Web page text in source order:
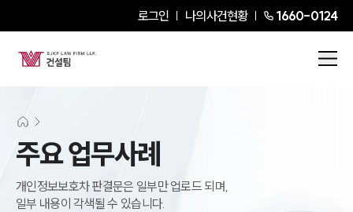
로그인 나의사건현황 1660-0124
주요 업무사례
개인정보보호차 판결문은 일부만 업로드 되며,
일부 내용이 각색될 수 있습니다.